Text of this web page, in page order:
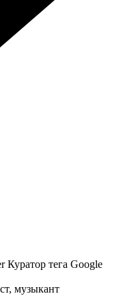
Куратор тега Google
музыкант